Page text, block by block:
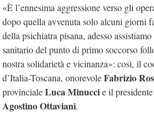
«È l’ennesima aggressione verso gli
dopo quella avvenuta solo alcuni giorni
della psichiatra pisana, adesso
sanitario del punto di primo soccorso
nostra solidarietà e vicinanza»: così, il
d’Italia-Toscana, onorevoleFabrizio
provincialeLuca Minuccie il
Agostino Ottaviani.